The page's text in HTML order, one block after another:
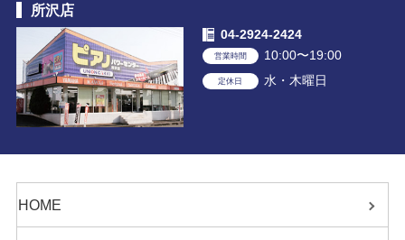
所沢店
04-2924-2424
営業時間 10:00〜19:00
定休日 水・木曜日
HOME